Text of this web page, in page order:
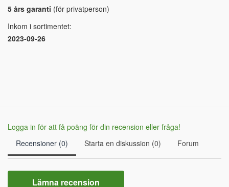
5 års garanti (för privatperson)
Inkom i sortimentet:
2023-09-26
Logga in för att få poäng för din recension eller fråga!
Recensioner (0)
Starta en diskussion (0) Forum
Lämna recension